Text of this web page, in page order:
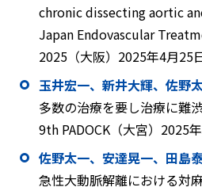
chronic dissecting aortic
Japan Endovascular
2025（大阪）2025年4月25
玉井宏一、新井大輝、佐野
多数の治療を要し治療に難
9th PADOCK（大宮）2025
佐野太一、安達晃一、田島
急性大動脈解離における対